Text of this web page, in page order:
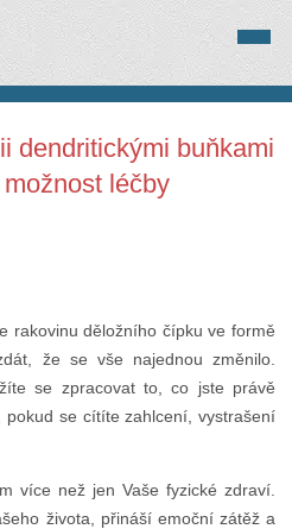
dendritickými buňkami
léčby
rakovinu děložního čípku ve formě
že se vše najednou změnilo.
se zpracovat to, co jste právě
pokud se cítíte zahlcení, vystrašení
více než jen Vaše fyzické zdraví.
života, přináší emoční zátěž a